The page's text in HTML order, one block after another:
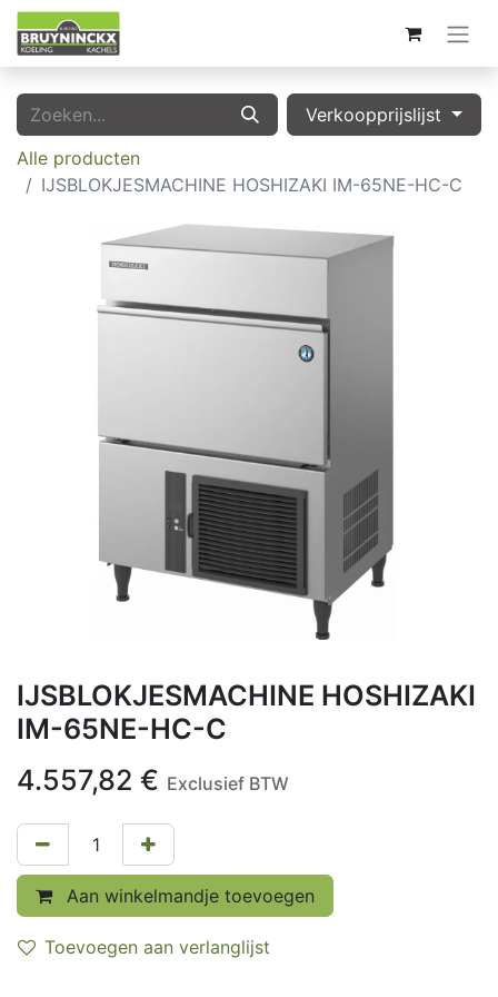
Verkoopprijslijst
Alle producten
IJSBLOKJESMACHINE HOSHIZAKI IM-65NE-HC-C
IJSBLOKJESMACHINE HOSHIZAKI
IM-65NE-HC-C
4.557,82 € Exclusief BTW
Aan winkelmandje toevoegen
Toevoegen aan verlanglijst